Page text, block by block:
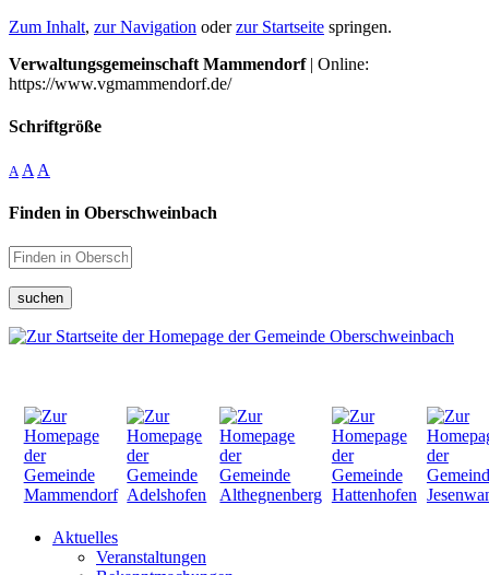
Zum Inhalt, zur Navigation oderzur Startseite springen.
Verwaltungsgemeinschaft Mammendorf| Online:
https://www.vgmammendorf.de/
Schriftgröße
A A A
Finden in Oberschweinbach
suchen
Aktuelles
Veranstaltungen